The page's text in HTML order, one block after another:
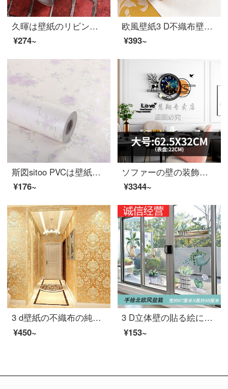
久暉は壁紙のリビングルームのテレビの背景PVCを貼り付けてから壁紙の家庭用ホテルの防水防湿性の壁紙を貼ります。
¥274~
欧風壁紙3 D不織布壁紙リビングルームテレビ背景現代簡単浮き彫り壁紙
¥393~
斯図sitoo PVCは壁紙にくっついて、田園に貼って45 cm*10 m客間に寝そべっている子供部屋の壁紙を貼ります。背景は白底の紫花2034です。
¥176~
ソファーの壁の装飾は客間の装飾を描いて、壁に壁を掛けて、現代簡単なソファーの背景壁の装飾画客間の北欧スタイルのレストランを掛けます。
¥3344~
3 d壁紙の不織布の純色無地のストライプ防水の背景壁は壁紙のリビングルームの部屋の壁のシールを貼り付けてから壁のテレビの背景をシームレスに貼ります。レストランは1305黄金色の0.53メートルの幅を新たにします。10メートルの長さです。
¥450~
3 D立体壁の貼る絵に適用します。リビングガラスの扉のステッカーレストランの厨房の障子を押して、創意的な壁紙を飾って、自分で北欧風の盆栽の大きさを描きます。
¥153~